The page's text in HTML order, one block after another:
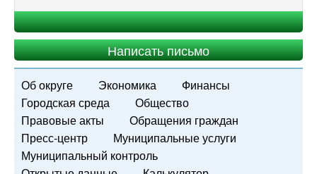
Написать письмо
Об округе Экономика
Финансы
Городская среда
Общество
Правовые акты
Обращения граждан
Пресс-центр
Муниципальные услуги
Муниципальный контроль